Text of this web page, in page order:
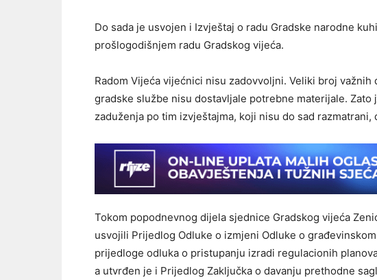
Do sada je usvojen i Izvještaj o radu Gradske narodne
prošlogodišnjem radu Gradskog vijeća.
Radom Vijeća vijećnici nisu zadovvoljni. Veliki broj
gradske službe nisu dostavljale potrebne materijale. Zato
zaduženja po tim izvještajma, koji nisu do sad
Tokom popodnevnog dijela sjednice Gradskog vijeća
usvojili Prijedlog Odluke o izmjeni Odluke o
prijedloge odluka o pristupanju izradi regulacionih
a utvrđen je i Prijedlog Zaključka o davanju prethodne